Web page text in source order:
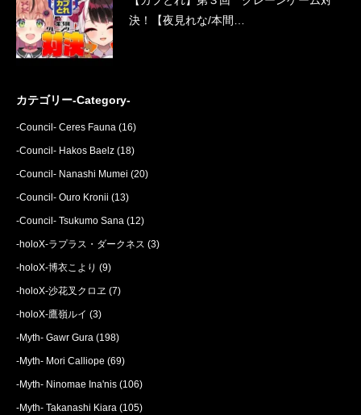
決！【夜見れな/本間…
カテゴリー-Category-
-Council- Ceres Fauna (16)
-Council- Hakos Baelz (18)
-Council- Nanashi Mumei (20)
-Council- Ouro Kronii (13)
-Council- Tsukumo Sana (12)
-holoX-ラプラス・ダークネス (3)
-holoX-博衣こより (9)
-holoX-沙花叉クロヱ (7)
-holoX-鷹嶺ルイ (3)
-Myth- Gawr Gura (198)
-Myth- Mori Calliope (69)
-Myth- Ninomae Ina'nis (106)
-Myth- Takanashi Kiara (105)